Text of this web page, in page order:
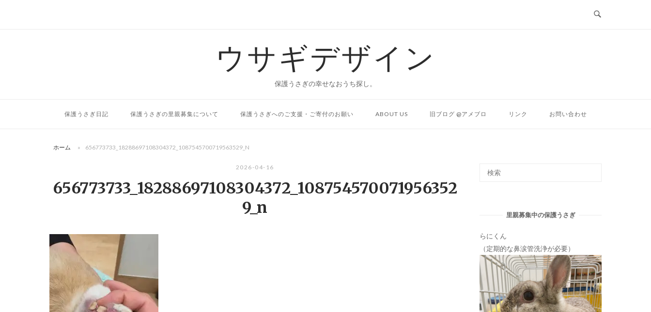
ウサギデザイン
保護うさぎの幸せなおうち探し。
保護うさぎ日記 保護うさぎの里親募集について 保護うさぎへのご支援・ご寄付のお願い ABOUT US 旧ブログ @アメブロ リンク お問い合わせ
ホーム » 656773733_18288697108304372_1087545700719563529_N
2026-04-16
656773733_18288697108304372_108754570071956352
9_n
里親募集中の保護うさぎ
らにくん
（定期的な鼻涙管洗浄が必要）